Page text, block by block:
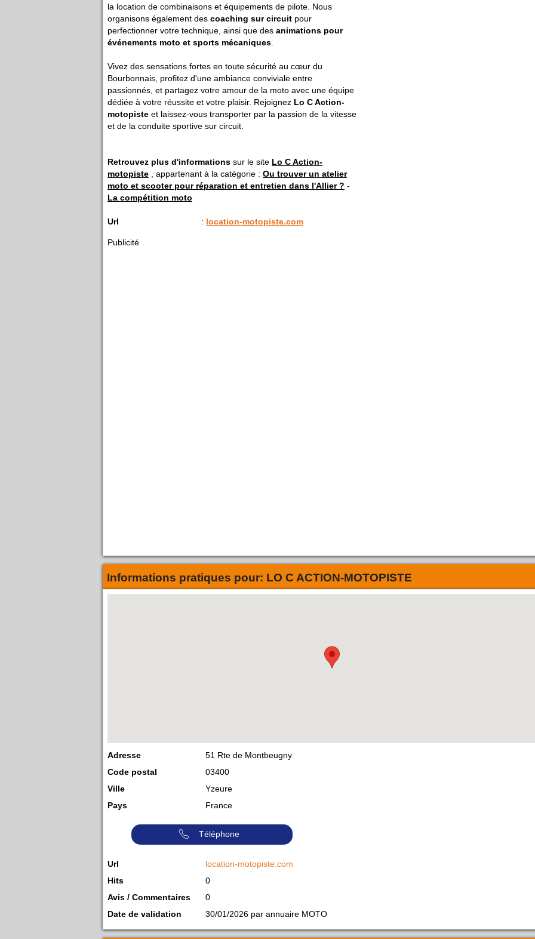
la location de combinaisons et équipements de pilote. Nous
organisons également des coaching sur circuit pour
perfectionner votre technique, ainsi que des animations pour
événements moto et sports mécaniques
Vivez des sensations fortes en toute sécurité au cœur du
Bourbonnais, profitez d'une ambiance conviviale entre
passionnés, et partagez votre amour de la moto avec une équipe
dédiée à votre réussite et votre plaisir. Rejoignez Lo C Action-
motopiste et laissez-vous transporter par la passion de la vitesse
et de la conduite sportive sur circuit.
Retrouvez plus d'informations sur le site Lo C Action-
motopiste , appartenant à la catégorie : Ou trouver un atelier
moto et scooter pour réparation et entretien dans l'Allier ? -
La compétition moto
Url : location-motopiste.com
Publicité
Informations pratiques pour: LO C ACTION-MOTOPISTE
Adresse
51 Rte de Montbeugny
Code postal
03400
Ville
Yzeure
Pays
France
Téléphone
Url
location-motopiste.com
Hits
0
Avis / Commentaires
0
Date de validation
30/01/2026 par annuaire MOTO